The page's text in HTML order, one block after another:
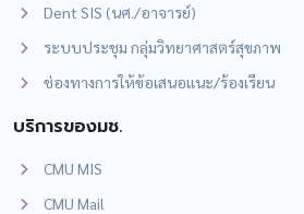
Dent SIS (นศ./อาจารย์)
ระบบประชุม กลุ่มวิทยาศาสตร์สุขภาพ
ช่องทางการให้ข้อเสนอแนะ/ร้องเรียน
บริการของมช.
CMU MIS
CMU Mail